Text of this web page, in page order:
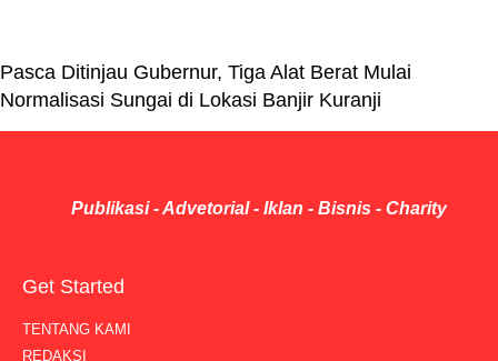
Pasca Ditinjau Gubernur, Tiga Alat Berat Mulai
Normalisasi Sungai di Lokasi Banjir Kuranji
Publikasi - Advetorial - Iklan - Bisnis - Charity
Get Started
TENTANG KAMI
REDAKSI